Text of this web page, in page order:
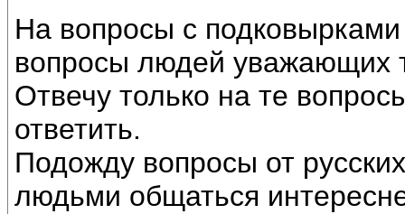
На вопросы с
вопросы людей уважающих
Отвечу только на те
ответить.
Подожду вопросы от
людьми общаться